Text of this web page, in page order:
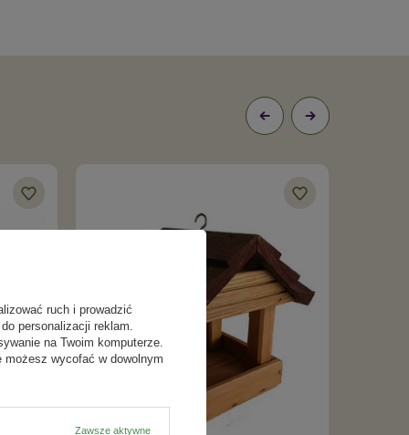
ruch i prowadzić
personalizacji reklam.
na Twoim komputerze.
możesz wycofać w dowolnym
Zawsze aktywne